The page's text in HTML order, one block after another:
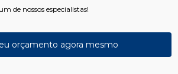
de nossos especialistas!
orçamento agora mesmo